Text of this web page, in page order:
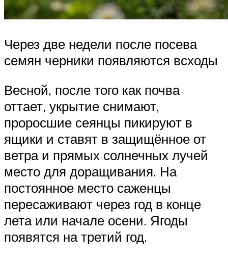
Через две недели после посева
семян черники появляются всходы
Весной, после того как почва
оттает, укрытие снимают,
проросшие сеянцы пикируют в
ящики и ставят в защищённое от
ветра и прямых солнечных лучей
место для доращивания. На
постоянное место саженцы
пересаживают через год в конце
лета или начале осени. Ягоды
появятся на третий год.